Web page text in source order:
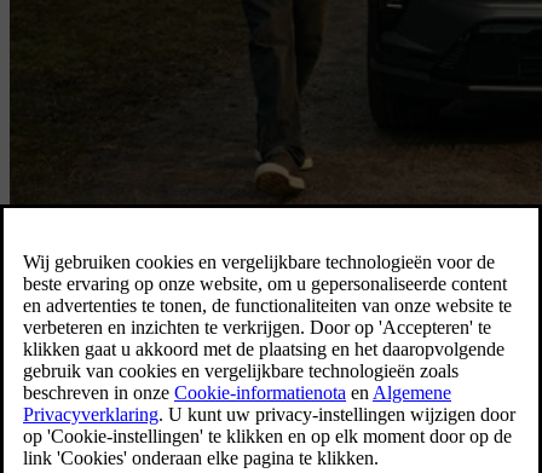
EX60
EX60 P6 Plus Launch Edition voor particulieren vanaf €
59.990 incl. btw.[1]
Aankoop voor particulieren
Bekijk aanbieding